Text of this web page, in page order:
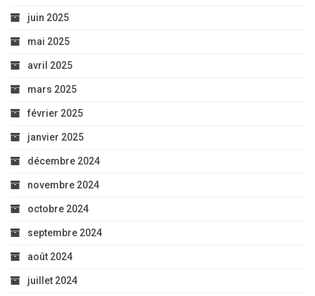
juin 2025
mai 2025
avril 2025
mars 2025
février 2025
janvier 2025
décembre 2024
novembre 2024
octobre 2024
septembre 2024
août 2024
juillet 2024